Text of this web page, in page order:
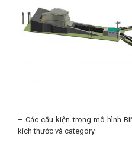
– Các cấu kiện trong mô hình
kích thước và category